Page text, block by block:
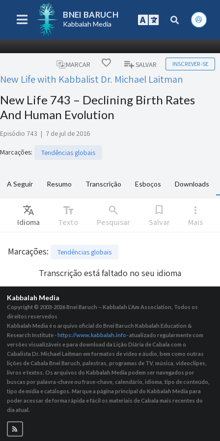
BNEI BARUCH
Kabbalah Media
MARCAR SALVAR INSCREVER-SE
New Life with Kabbalist Dr. Michael Laitman
New Life 743 – Declining Birth Rates
And Human Evolution
Episódio 743 | 7 de jul de 2016
Marcações: Tendências globais
A Seguir Resumo Transcrição Esboços Downloads
Translate
Idioma
text_fields
Texto
search
Pesquisar
bookmark
Salvar
more_vert
Mais
Marcações: Tendências globais
Transcrição está faltado no seu idioma
Kabbalah Media
Copyright © 2003-2026Bnei Baruch – Kabbalah L’Am Association, Todos os
direitos reservedos
Kabbalah Media é o arquivo oficial do Bnei Baruch Kabbalah Education &
Research Institute - https://www.kabbalah.info- atualizado regularmente com
versões visualizáveis ​​e para download da Lição Diária de Cabala com o
Cabalista Dr. Michael Laitman em formatos de vídeo e áudio, bem como outras
lições de Cabala Bnei Baruch, palestras, programas de TV, música, videoclipes,
livros e textos. Os arquivos do Kabbalah Media podem ser navegados por
buscas por palavra-chave ou frase-chave, calendário, idioma, tipo de conteúdo,
tipo de mídia e catálogos. Marque a página principal do Kabbalah Media para
poder acessar de forma rápida e fácil os materiais de Cabala mais recentes do
dia atual.